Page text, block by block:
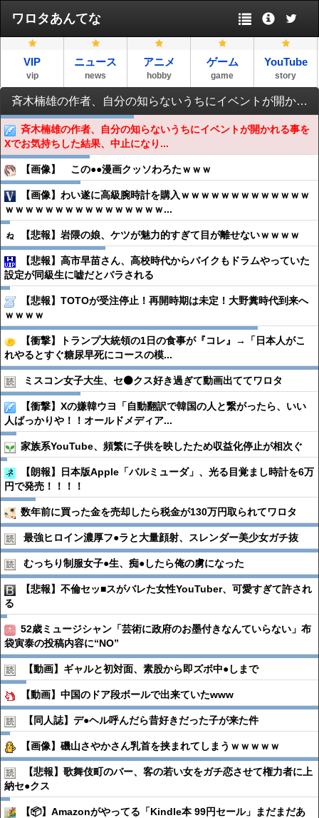
ワロタあんてな
VIP
vip
ニュース
news
アニメ
hobby
ゲーム
game
YouTube
story
斉木楠雄の作者、自分の知らないうちにイベントが開かれる事をXでお気持ちした結果、中止になりそうで焦るｗｗｗｗ
斉木楠雄の作者、自分の知らないうちにイベントが開かれる事を
Xでお気持ちした結果、中止になり...
【画像】 この●●漫画クッソわろたｗｗｗ
【画像】わい遂に高級腕時計を購入ｗｗｗｗｗｗｗｗｗｗｗｗｗ
ｗｗｗｗｗｗｗｗｗｗｗｗｗｗｗｗ...
【悲報】岩隈の娘、ケツが魅力的すぎて目が離せないｗｗｗｗ
【悲報】高市早苗さん、高校時代からバイクもドラムやっていた
設定が同級生に嘘だとバラされる
【悲報】TOTOが受注停止！再開時期は未定！大野糞時代到来へ
ｗｗｗｗ
【衝撃】トランプ大統領の1日の食事が『コレ』→「日本人がこ
れやるとすぐ糖尿早死にコースの模...
ミスコン女子大生、セ⚫️クス好き過ぎて動画出ててワロタ
【衝撃】Xの嫌韓ウヨ「自動翻訳で韓国の人と繋がったら、いい
人ばっかりや！！オールドメディア...
家族系YouTube、頻繁に子供を映したため収益化停止が相次ぐ
【朗報】日本版Apple「バルミューダ」、光る目覚まし時計を6万
円で発売！！！！
数年前に買った金を売却したら税金が130万円取られてワロタ
最強ヒロイン濃厚フ●︎ラと大量顔射、スレンダー美少女ガチ抜
むっちり制服女子●︎生、痴●︎したら俺の虜になった
【悲報】不倫セッ■スがバレた女性YouTuber、可愛すぎて許され
る
52歳ミュージシャン「芸術に政府のお墨付きなんていらない」布
袋寅泰の投稿内容に“NO”
【動画】ギャルと初対面、素股から即ズボ中●︎しまで
【動画】中国のドア段ボールで出来ていたwww
【同人誌】デ●︎ヘル呼んだら昔好きだった子が来た件
【画像】磯山さやかさん乳首を挟まれてしまうｗｗｗｗｗ
【悲報】歌舞伎町のバー、客の若い女をガチ恋させて権力者に上
納セ●︎クス
【📦】Amazonがやってる「Kindle本 99円セール」まだまだあ